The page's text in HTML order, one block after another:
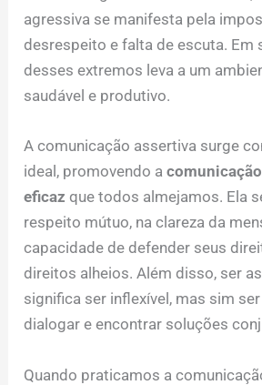
agressiva se manifesta pela
desrespeito e falta de escuta. Em
desses extremos leva a um
saudável e produtivo.
A comunicação assertiva surge
ideal, promovendo a
eficaz que todos almejamos. Ela
respeito mútuo, na clareza da
capacidade de defender seus
direitos alheios. Além disso, ser
significa ser inflexível, mas sim
dialogar e encontrar soluções
Quando praticamos a